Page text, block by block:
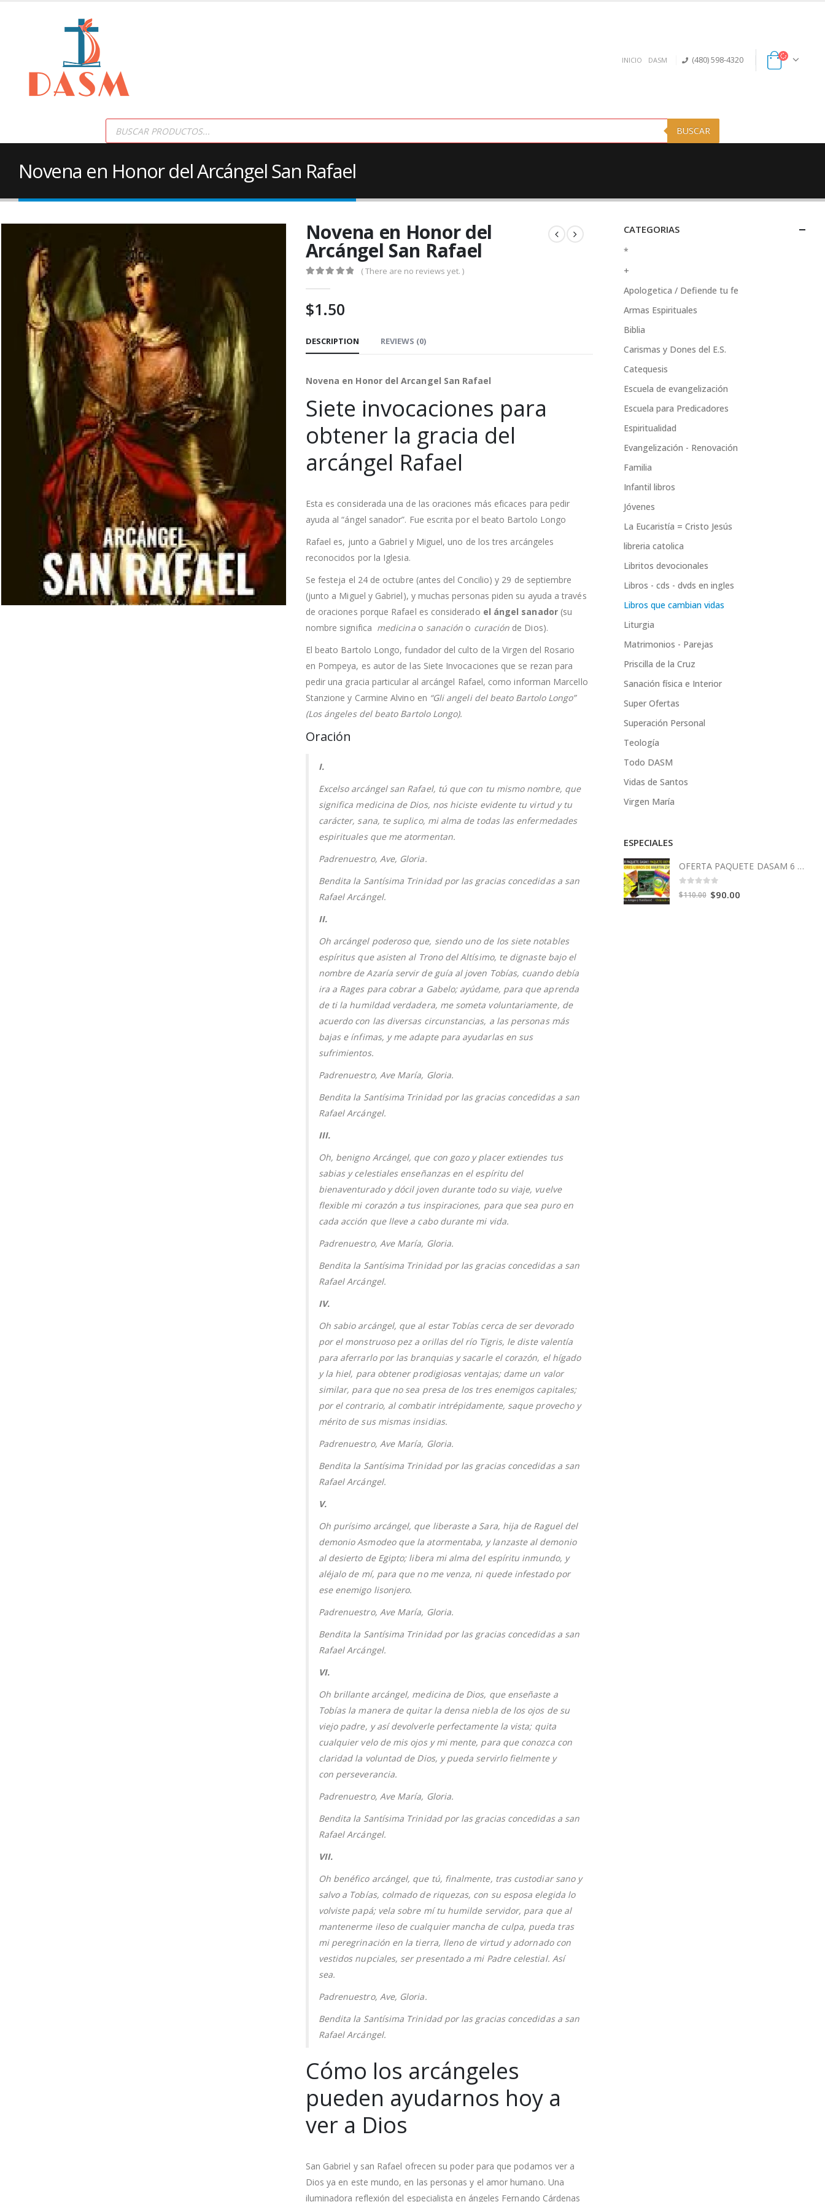
INICIO DASM (480) 598-4320
Products
search BUSCAR
Novena en Honor del Arcángel San Rafael
Novena en Honor del
Arcángel San Rafael
( There are no reviews yet. )
$1.50
DESCRIPTION REVIEWS (0)
Novena en Honor del Arcangel San Rafael
Siete invocaciones para
obtener la gracia del
arcángel Rafael
Esta es considerada una de las oraciones más eficaces para pedir
ayuda al “ángel sanador”. Fue escrita por el beato Bartolo Longo
Rafael es, junto a Gabriel y Miguel, uno de los tres arcángeles
reconocidos por la Iglesia.
Se festeja el 24 de octubre (antes del Concilio) y 29 de septiembre
(junto a Miguel y Gabriel), y muchas personas piden su ayuda a través
de oraciones porque Rafael es considerado el ángel sanador(su
nombre significa medicinao sanación o curación de Dios).
El beato Bartolo Longo, fundador del culto de la Virgen del Rosario
en Pompeya, es autor de las Siete Invocaciones que se rezan para
pedir una gracia particular al arcángel Rafael, como informan Marcello
Stanzione y Carmine Alvino en “Gli angeli del beato Bartolo Longo”
(Los ángeles del beato Bartolo Longo).
Oración
I.
Excelso arcángel san Rafael, tú que con tu mismo nombre, que
significa medicina de Dios, nos hiciste evidente tu virtud y tu
carácter, sana, te suplico, mi alma de todas las enfermedades
espirituales que me atormentan.
Padrenuestro, Ave, Gloria.
Bendita la Santísima Trinidad por las gracias concedidas a san
Rafael Arcángel.
II.
Oh arcángel poderoso que, siendo uno de los siete notables
espíritus que asisten al Trono del Altísimo, te dignaste bajo el
nombre de Azaría servir de guía al joven Tobías, cuando debía
ira a Rages para cobrar a Gabelo; ayúdame, para que aprenda
de ti la humildad verdadera, me someta voluntariamente, de
acuerdo con las diversas circunstancias, a las personas más
bajas e ínfimas, y me adapte para ayudarlas en sus
sufrimientos.
Padrenuestro, Ave María, Gloria.
Bendita la Santísima Trinidad por las gracias concedidas a san
Rafael Arcángel.
III.
Oh, benigno Arcángel, que con gozo y placer extiendes tus
sabias y celestiales enseñanzas en el espíritu del
bienaventurado y dócil joven durante todo su viaje, vuelve
flexible mi corazón a tus inspiraciones, para que sea puro en
cada acción que lleve a cabo durante mi vida.
Padrenuestro, Ave María, Gloria.
Bendita la Santísima Trinidad por las gracias concedidas a san
Rafael Arcángel.
IV.
Oh sabio arcángel, que al estar Tobías cerca de ser devorado
por el monstruoso pez a orillas del río Tigris, le diste valentía
para aferrarlo por las branquias y sacarle el corazón, el hígado
y la hiel, para obtener prodigiosas ventajas; dame un valor
similar, para que no sea presa de los tres enemigos capitales;
por el contrario, al combatir intrépidamente, saque provecho y
mérito de sus mismas insidias.
Padrenuestro, Ave María, Gloria.
Bendita la Santísima Trinidad por las gracias concedidas a san
Rafael Arcángel.
V.
Oh purísimo arcángel, que liberaste a Sara, hija de Raguel del
demonio Asmodeo que la atormentaba, y lanzaste al demonio
al desierto de Egipto; libera mi alma del espíritu inmundo, y
aléjalo de mí, para que no me venza, ni quede infestado por
ese enemigo lisonjero.
Padrenuestro, Ave María, Gloria.
Bendita la Santísima Trinidad por las gracias concedidas a san
Rafael Arcángel.
VI.
Oh brillante arcángel, medicina de Dios, que enseñaste a
Tobías la manera de quitar la densa niebla de los ojos de su
viejo padre, y así devolverle perfectamente la vista; quita
cualquier velo de mis ojos y mi mente, para que conozca con
claridad la voluntad de Dios, y pueda servirlo fielmente y
con perseverancia.
Padrenuestro, Ave María, Gloria.
Bendita la Santísima Trinidad por las gracias concedidas a san
Rafael Arcángel.
VII.
Oh benéfico arcángel, que tú, finalmente, tras custodiar sano y
salvo a Tobías, colmado de riquezas, con su esposa elegida lo
volviste papá; vela sobre mí tu humilde servidor, para que al
mantenerme ileso de cualquier mancha de culpa, pueda tras
mi peregrinación en la tierra, lleno de virtud y adornado con
vestidos nupciales, ser presentado a mi Padre celestial. Así
sea.
Padrenuestro, Ave, Gloria.
Bendita la Santísima Trinidad por las gracias concedidas a san
Rafael Arcángel.
Cómo los arcángeles
pueden ayudarnos hoy a
ver a Dios
San Gabriel y san Rafael ofrecen su poder para que podamos ver a
Dios ya en este mundo, en las personas y el amor humano. Una
iluminadora reflexión del especialista en ángeles Fernando Cárdenas
CATEGORIAS
*
+
Apologetica / Defiende tu fe
Armas Espirituales
Biblia
Carismas y Dones del E.S.
Catequesis
Escuela de evangelización
Escuela para Predicadores
Espiritualidad
Evangelización - Renovación
Familia
Infantil libros
Jóvenes
La Eucaristía = Cristo Jesús
libreria catolica
Libritos devocionales
Libros - cds - dvds en ingles
Libros que cambian vidas
Liturgia
Matrimonios - Parejas
Priscilla de la Cruz
Sanación física e Interior
Super Ofertas
Superación Personal
Teología
Todo DASM
Vidas de Santos
Virgen María
ESPECIALES
OFERTA PAQUETE DASAM 6 Libros
0 out of 5
$110.00 Original
$90.00Current